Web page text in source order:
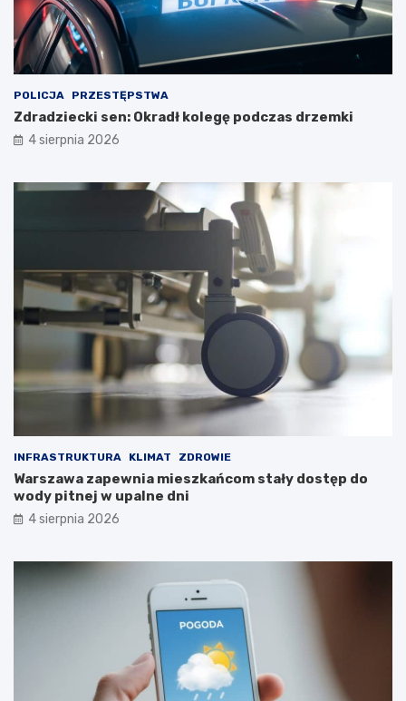
POLICJA PRZESTĘPSTWA
Zdradziecki sen: Okradł kolegę podczas drzemki
4 sierpnia 2026
INFRASTRUKTURA KLIMAT ZDROWIE
Warszawa zapewnia mieszkańcom stały dostęp do
wody pitnej w upalne dni
4 sierpnia 2026